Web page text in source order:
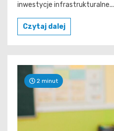
inwestycje infrastrukturalne...
Czytaj dalej
2 minut